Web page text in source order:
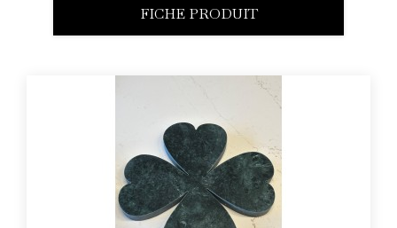
FICHE PRODUIT